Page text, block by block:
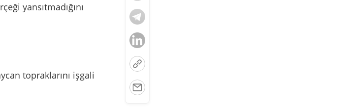
yansıtmadığını
topraklarını işgali